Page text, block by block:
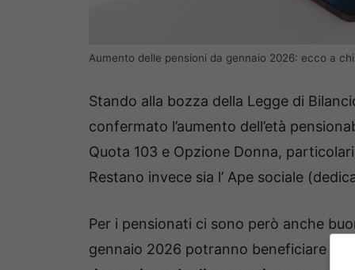
Aumento delle pensioni da gennaio 2026: ecco a
Stando alla bozza della Legge di
confermato l’aumento dell’età
Quota 103 e Opzione Donna,
Restano invece sia l’ Ape sociale
Per i pensionati ci sono però anche
gennaio 2026 potranno beneficiare di un